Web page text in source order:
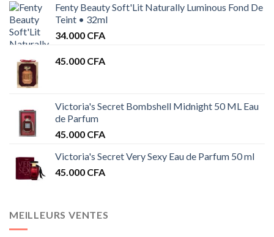
Fenty Beauty Soft'Lit Naturally Luminous Fond De
Teint • 32ml
34.000 CFA
45.000 CFA
Victoria's Secret Bombshell Midnight 50 ML Eau
de Parfum
45.000 CFA
Victoria's Secret Very Sexy Eau de Parfum 50 ml
45.000 CFA
MEILLEURS VENTES